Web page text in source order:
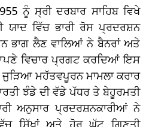
ਨੂੰ ਸ੍ਰੀ ਦਰਬਾਰ ਸਾਹਿਬ ਵਿਖੇ
ਯਾਦ ਵਿੱਚ ਭਾਰੀ ਰੋਸ ਪ੍ਰਦਰਸ਼ਨ
ਭਾਗ ਲੈਣ ਵਾਲਿਆਂ ਨੇ ਬੈਨਰਾਂ ਅਤੇ
ਵਿਚਾਰ ਪ੍ਰਗਟ ਕਰਦਿਆਂ ਇਸ
ਜੁੜਿਆ ਮਹੱਤਵਪੂਰਨ ਮਾਮਲਾ ਕਰਾਰ
ਝੰਡੇ ਦੀ ਵੱਡੇ ਪੱਧਰ ਤੇ ਬੇਹੂਰਮਤੀ
ਅਨੁਸਾਰ ਪ੍ਰਦਰਸ਼ਨਕਾਰੀਆਂ ਨੇ